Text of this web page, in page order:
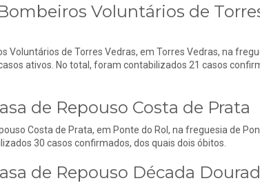
Voluntários de
Voluntários de Torres Vedras, em Torres Vedras, na
ativos. No total, foram contabilizados 21 casos
de Repouso Costa de Prata
Costa de Prata, em Ponte do Rol, na freguesia de
30 casos confirmados, dos quais dois óbitos.
de Repouso Década